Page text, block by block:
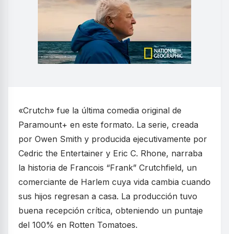
«Crutch» fue la última comedia original de
Paramount+ en este formato. La serie, creada
por Owen Smith y producida ejecutivamente por
Cedric the Entertainer y Eric C. Rhone, narraba
la historia de Francois “Frank” Crutchfield, un
comerciante de Harlem cuya vida cambia cuando
sus hijos regresan a casa. La producción tuvo
buena recepción crítica, obteniendo un puntaje
del 100% en Rotten Tomatoes.